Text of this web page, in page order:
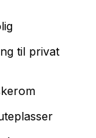
til privat